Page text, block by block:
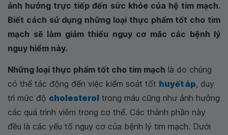
ảnh hưởng trực tiếp đến sức khỏe của hệ tim mạch.
Biết cách sử dụng những loại thực phẩm tốt cho tim
mạch sẽ làm giảm thiểu nguy cơ mắc các bệnh lý
nguy hiểm này.
Những loại thực phẩm tốt cho tim mạch là do chúng
có thể tác động đến việc kiểm soát tốt huyết áp, duy
trì mức độ cholesterol trong máu cũng như ảnh hưởng
các quá trình viêm trong cơ thể. Các thành phần này
đều là các yếu tố nguy cơ của bệnh lý tim mạch. Dưới